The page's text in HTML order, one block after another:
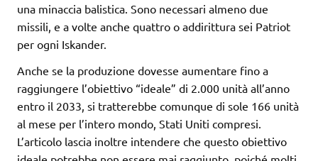
una minaccia balistica. Sono necessari almeno due
missili, e a volte anche quattro o addirittura sei Patriot
per ogni Iskander.
Anche se la produzione dovesse aumentare fino a
raggiungere l’obiettivo “ideale” di 2.000 unità all’anno
entro il 2033, si tratterebbe comunque di sole 166 unità
al mese per l’intero mondo, Stati Uniti compresi.
L’articolo lascia inoltre intendere che questo obiettivo